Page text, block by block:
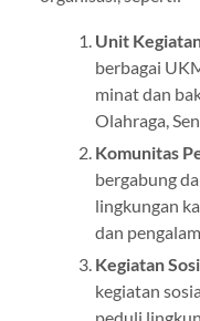
Unit
berbagai
minat dan
Olahraga,
Komunitas
bergabung
lingkungan
dan
Kegiatan
kegiatan